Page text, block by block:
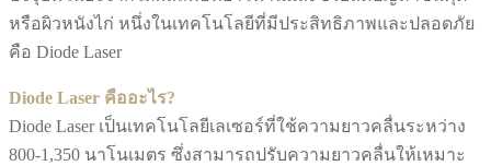
หรือผิวหนังไก่ หนึ่งในเทคโนโลยีที่มีประสิทธิภาพและปลอดภัย
คือ Diode Laser
Diode Laser คืออะไร?
Diode Laser เป็นเทคโนโลยีเลเซอร์ที่ใช้ความยาวคลื่นระหว่าง
800-1,350 นาโนเมตร ซึ่งสามารถปรับความยาวคลื่นให้เหมาะ